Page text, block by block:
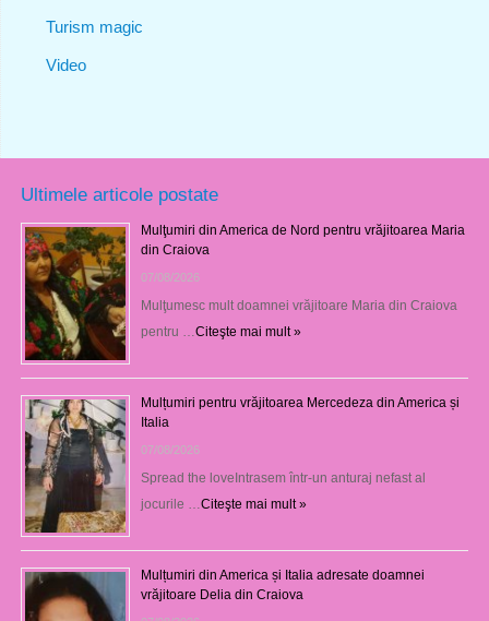
Turism magic
Video
Ultimele articole postate
Mulţumiri din America de Nord pentru vrăjitoarea Maria
din Craiova
07/08/2026
Mulţumesc mult doamnei vrăjitoare Maria din Craiova
pentru …Citeşte mai mult »
Mulțumiri pentru vrăjitoarea Mercedeza din America și
Italia
07/08/2026
Spread the loveIntrasem într-un anturaj nefast al
jocurile …Citeşte mai mult »
Mulțumiri din America și Italia adresate doamnei
vrăjitoare Delia din Craiova